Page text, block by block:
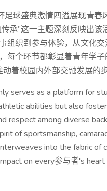
足球盛典激情四溢展现青春
承”这一主题深刻反映出该
组织到参与体验，从文化
每个环节都彰显着青年学
着校园内外部交融发展的步
serves as a platform for
abilities but also
respect among diverse
of sportsmanship,
into the fabric of
on every参与者's heart